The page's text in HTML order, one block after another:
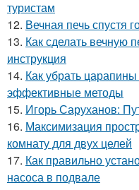
туристам
12. Вечная печь спустя
13. Как сделать вечную
инструкция
14. Как убрать
эффективные методы
15. Игорь Саруханов:
16. Максимизация
комнату для двух целей
17. Как правильно
насоса в подвале